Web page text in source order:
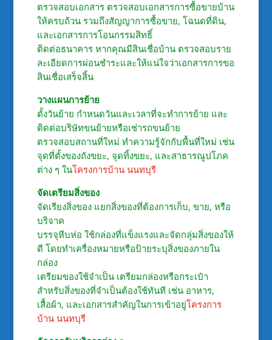
ตรวจสอบเอกสาร ตรวจสอบเอกสารการซื้อขายบ้าน
ให้ครบถ้วน รวมถึงสัญญาการซื้อขาย, โฉนดที่ดิน,
และเอกสารการโอนกรรมสิทธิ์
ติดต่อธนาคาร หากคุณมีสินเชื่อบ้าน ตรวจสอบราย
ละเอียดการผ่อนชำระและให้แน่ใจว่าเอกสารการขอ
สินเชื่อเสร็จสิ้น
วางแผนการย้าย
ตั้งวันย้าย กำหนดวันและเวลาที่จะทำการย้าย และ
ติดต่อบริษัทขนย้ายหรือเช่ารถขนย้าย
ตรวจสอบสถานที่ใหม่ ทำความรู้จักกับพื้นที่ใหม่ เช่น
จุดที่ตั้งของถังขยะ, จุดทิ้งขยะ, และสาธารณูปโภค
ต่าง ๆ ในโครงการบ้าน นนทบุรี
จัดเตรียมสิ่งของ
จัดเรียงสิ่งของ แยกสิ่งของที่ต้องการเก็บ, ขาย, หรือ
บริจาค
บรรจุหีบห่อ ใช้กล่องที่แข็งแรงและจัดกลุ่มสิ่งของให้
ดี โดยทำเครื่องหมายหรือป้ายระบุสิ่งของภายใน
กล่อง
เตรียมของใช้จำเป็น เตรียมกล่องหรือกระเป๋า
สำหรับสิ่งของที่จำเป็นต้องใช้ทันที เช่น อาหาร,
เสื้อผ้า, และเอกสารสำคัญในการเข้าอยู่โครงการ
บ้าน นนทบุรี